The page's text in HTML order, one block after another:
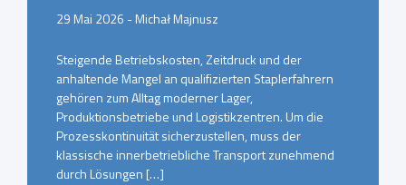
29 Mai 2026 - Michał Majnusz
Steigende Betriebskosten, Zeitdruck und der
anhaltende Mangel an qualifizierten Staplerfahrern
gehören zum Alltag moderner Lager,
Produktionsbetriebe und Logistikzentren. Um die
Prozesskontinuität sicherzustellen, muss der
klassische innerbetriebliche Transport zunehmend
durch Lösungen […]